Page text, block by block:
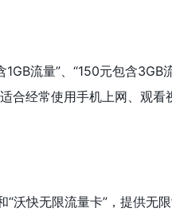
流量”、“150元包含3GB
合经常使用手机上网、观看
沃快无限流量卡”，提供无